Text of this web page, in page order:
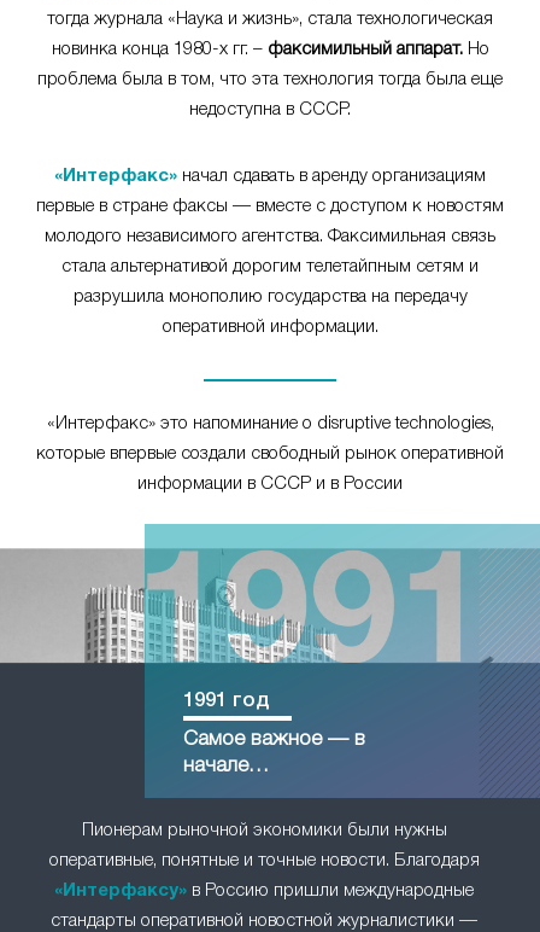
тогда журнала «Наука и жизнь», стала технологическая
новинка конца 1980-х гг. – факсимильный аппарат.Но
проблема была в том, что эта технология тогда была еще
недоступна в СССР.
«Интерфакс» начал сдавать в аренду организациям
первые в стране факсы — вместе с доступом к новостям
молодого независимого агентства. Факсимильная связь
стала альтернативой дорогим телетайпным сетям и
разрушила монополию государства на передачу
оперативной информации.
«Интерфакс» это напоминание о disruptive technologies,
которые впервые создали свободный рынок оперативной
информации в СССР и в России
Пионерам рыночной экономики были нужны
оперативные, понятные и точные новости. Благодаря
«Интерфаксу» в Россию пришли международные
стандарты оперативной новостной журналистики —
1991 год
Самое важное — в
начале…